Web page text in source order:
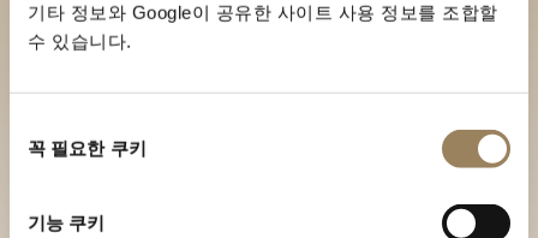
기타 정보와 Google이 공유한 사이트 사용 정보를 조합할
수 있습니다.
꼭 필요한 쿠키
기능 쿠키